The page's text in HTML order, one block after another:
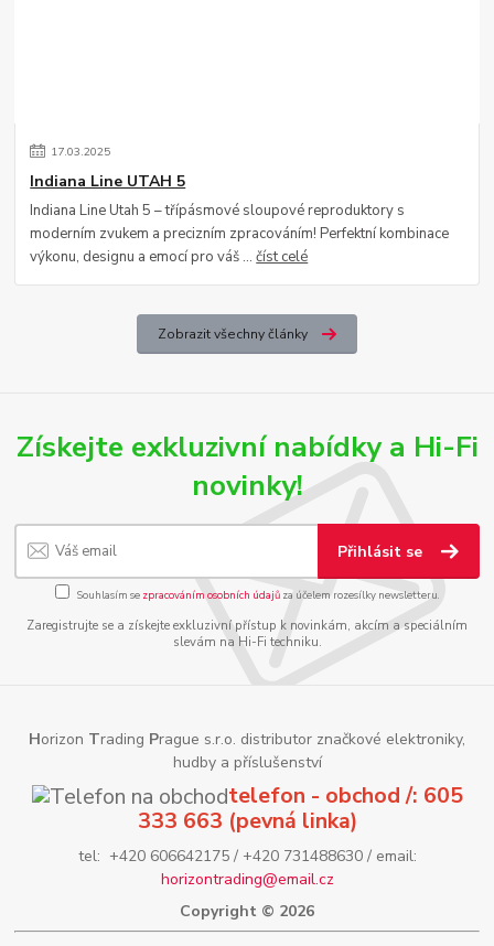
17.03.2025
Indiana Line UTAH 5
Indiana Line Utah 5 – třípásmové sloupové reproduktory s
moderním zvukem a precizním zpracováním! Perfektní kombinace
výkonu, designu a emocí pro váš ...číst celé
Zobrazit všechny články
Získejte exkluzivní nabídky a Hi-Fi
novinky!
Přihlásit se
Souhlasím se zpracováním osobních údajůza účelem rozesílky newsletteru.
Zaregistrujte se a získejte exkluzivní přístup k novinkám, akcím a speciálním
slevám na Hi-Fi techniku.
Horizon Trading Prague s.r.o. distributor značkové elektroniky,
hudby a příslušenství
telefon - obchod /: 605
333 663 (pevná linka)
tel: +420 606642175 / +420 731488630 / email:
horizontrading@email.cz
Copyright © 2026